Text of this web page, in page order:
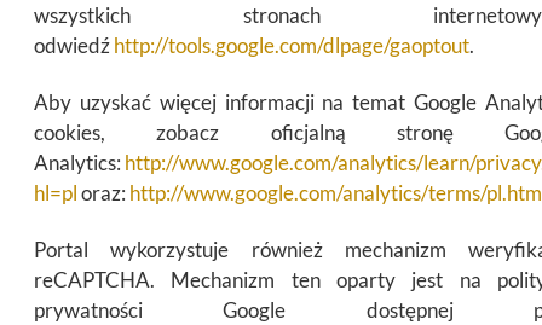
wszystkich stronach
odwiedźhttp://tools.google.com/dlpage/gaoptout.
Aby uzyskać więcej informacji na temat Google
cookies, zobacz oficjalną stronę
Analytics: http://www.google.com/analytics/learn/
hl=ploraz: http://www.google.com/analytics/terms/
Portal wykorzystuje również mechanizm
reCAPTCHA. Mechanizm ten oparty jest na
prywatności Google dostępnej